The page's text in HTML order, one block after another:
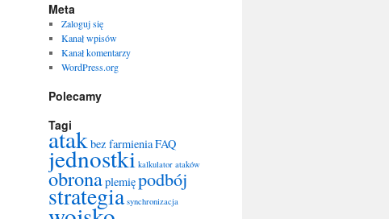
Meta
Zaloguj się
Kanał wpisów
Kanał komentarzy
WordPress.org
Polecamy
Tagi
atakbez farmieniaFAQ
jednostki kalkulator ataków
obronaplemiępodbój
strategia synchronizacja